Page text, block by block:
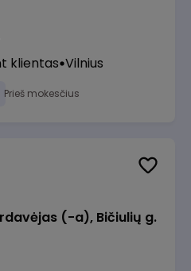
klientas Vilnius
Prieš mokesčius
(-a), Bičiulių g.